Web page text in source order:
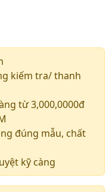
kiếm tra/ thanh
từ 3,000,0000đ
đúng mẫu, chất
kỹ càng